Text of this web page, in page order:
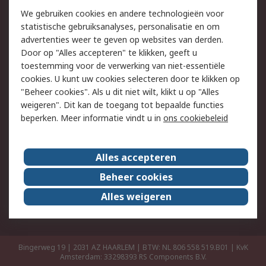
Track & Trace
Wettelijk
Cookiebeleid
Email veiligheid
Privacybeleid
Websitevoorwaarden
Algemene
verkoopvoorwaarden
Over RS
RS Group
Over ons
RS wereldwijd
Werken bij RS
ESG
Bingerweg 19 | 2031 AZ HAARLEM | BTW: NL 806 558 519.B01 | KvK
Amsterdam: 33298393 RS Components B.V.
We gebruiken cookies en andere technologieën voor
statistische gebruiksanalyses, personalisatie en om
advertenties weer te geven op websites van derden.
Door op "Alles accepteren" te klikken, geeft u
toestemming voor de verwerking van niet-essentiële
cookies. U kunt uw cookies selecteren door te klikken op
"Beheer cookies". Als u dit niet wilt, klikt u op "Alles
weigeren". Dit kan de toegang tot bepaalde functies
beperken. Meer informatie vindt u in ons cookiebeleid
Alles accepteren
Beheer cookies
Alles weigeren